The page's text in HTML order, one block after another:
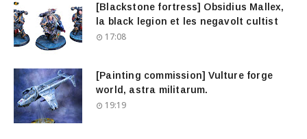
[Blackstone fortress] Obsidius Mallex,
la black legion et les negavolt cultist
17:08
[Painting commission] Vulture forge
world, astra militarum.
19:19